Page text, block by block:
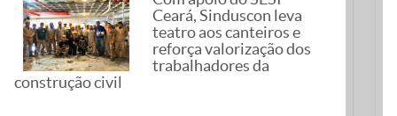
Ceará, Sinduscon leva
teatro aos canteiros e
reforça valorização dos
trabalhadores da
construção civil